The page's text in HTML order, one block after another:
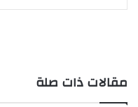
مقالات ذات صلة